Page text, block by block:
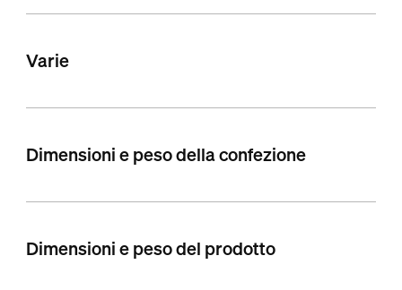
Varie
Dimensioni e peso della confezione
Dimensioni e peso del prodotto